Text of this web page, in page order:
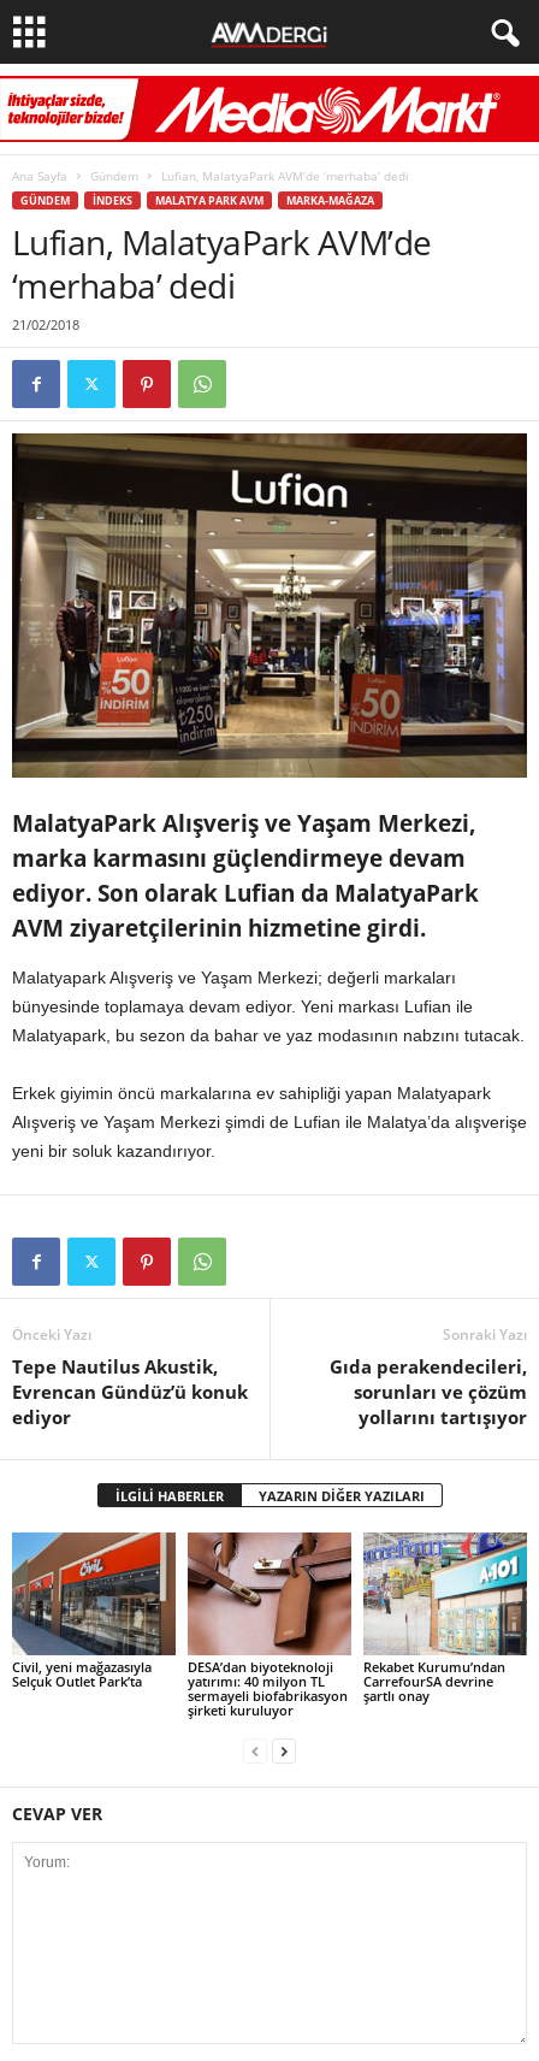
Ana Sayfa Gündem Lufian, MalatyaPark AVM’de ‘merhaba’ dedi
GÜNDEM İNDEKS MALATYA PARK AVM MARKA-MAĞAZA
Lufian, MalatyaPark AVM’de
‘merhaba’ dedi
21/02/2018
MalatyaPark Alışveriş ve Yaşam Merkezi,
marka karmasını güçlendirmeye devam
ediyor. Son olarak Lufian da MalatyaPark
AVM ziyaretçilerinin hizmetine girdi.
Malatyapark Alışveriş ve Yaşam Merkezi; değerli markaları
bünyesinde toplamaya devam ediyor. Yeni markası Lufian ile
Malatyapark, bu sezon da bahar ve yaz modasının nabzını tutacak.
Erkek giyimin öncü markalarına ev sahipliği yapan Malatyapark
Alışveriş ve Yaşam Merkezi şimdi de Lufian ile Malatya’da alışverişe
yeni bir soluk kazandırıyor.
Önceki Yazı
Tepe Nautilus Akustik,
Evrencan Gündüz’ü konuk
ediyor
Sonraki Yazı
Gıda perakendecileri,
sorunları ve çözüm
yollarını tartışıyor
İLGİLİ HABERLER YAZARIN DİĞER YAZILARI
Civil, yeni mağazasıyla
Selçuk Outlet Park’ta
DESA’dan biyoteknoloji
yatırımı: 40 milyon TL
sermayeli biofabrikasyon
şirketi kuruluyor
Rekabet Kurumu’ndan
CarrefourSA devrine
şartlı onay
CEVAP VER